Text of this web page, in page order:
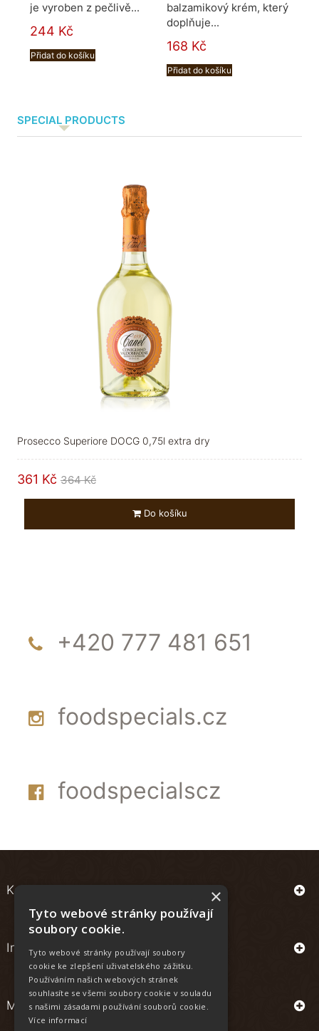
je vyroben z pečlivě...
244 Kč
Přidat do košíku
balzamikový krém, který
doplňuje...
168 Kč
Přidat do košíku
SPECIAL PRODUCTS
Prosecco Superiore DOCG 0,75l extra dry
361 Kč 364 Kč
Do košíku
+420 777 481 651
foodspecials.cz
foodspecialscz
Kontakt
Informace
Můj účet
×
Tyto webové stránky používají
soubory cookie.
Tyto webové stránky používají soubory
cookie ke zlepšení uživatelského zážitku.
Používáním našich webových stránek
souhlasíte se všemi soubory cookie v souladu
s našimi zásadami používání souborů cookie.
Více informací